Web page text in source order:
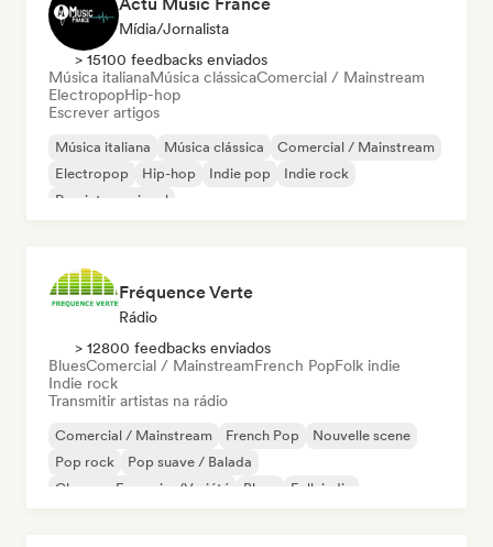
Mídia/Jornalista
> 15100 feedbacks enviados
Música italianaMúsica clássicaComercial / Mainstream
ElectropopHip-hop
Escrever artigos
Música italiana Música clássica
Comercial / Mainstream
Electropop
Hip-hop Indie pop
Indie rock
Pop internacional
Fréquence Verte
Rádio
> 12800 feedbacks enviados
BluesComercial / MainstreamFrench PopFolk indie
Indie rock
Transmitir artistas na rádio
Comercial / Mainstream French Pop
Nouvelle scene
Pop rock
Pop suave / Balada
Chanson Française/Variété
Blues Folk indie